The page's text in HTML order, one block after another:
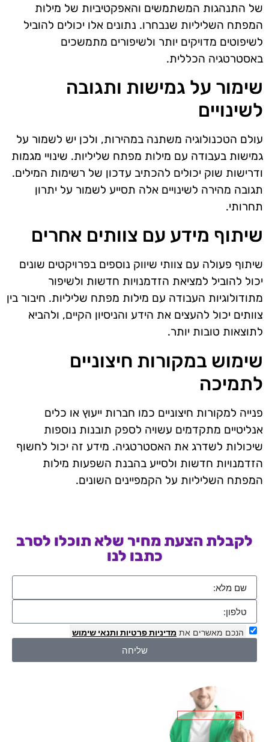
של התנהגות המשתמשים והאפקטיביות של מילות
המפתח השליליות שנבחרו. נתונים אלו יכולים להוביל
לשיפוטים מדויקים יותר ולשיפורים מתמשכים
באסטרטגיה הכללית.
שימור על גמישות ותגובה
לשינויים
עולם הטכנולוגיה משתנה במהירות, ולכן יש לשמור על
גמישות בעבודה עם מילות מפתח שליליות. שינויי מגמות
ודרישות שוק יכולים להכתיב עדכון של רשימות המילים.
תגובה מהירה לשינויים אלה תסייע לשמור על יתרון
תחרותי.
שיתוף מידע עם צוותים אחרים
שיתוף פעולה עם צוותי שיווק נוספים בפרויקטים שונים
יכול להוביל למציאת הזדמנויות חדשות ולשיפור
מתודולוגיות העבודה עם מילות מפתח שליליות. חיבור בין
צוותים יכול להעצים את הידע והניסיון הקיים, ולהביא
לתוצאות טובות יותר.
שימוש במקורות חיצוניים
לתמיכה
פנייה למקורות חיצוניים כמו חברות ייעוץ או כלים
אנליטיים מתקדמים עשויה לספק תובנות נוספות
שיכולות לשדרג את האסטרטגיה. מידע זה יכול לחשוף
הזדמנויות חדשות ולסייע בהבנת השפעות מילות
המפתח השליליות על הקמפיינים השונים.
לקבלת הצעת מחיר שלא תוכלו לסרב
כתבו לנו
הנכם מאשרים את מדיניות פרטיות ותנאי שימוש
שליחה